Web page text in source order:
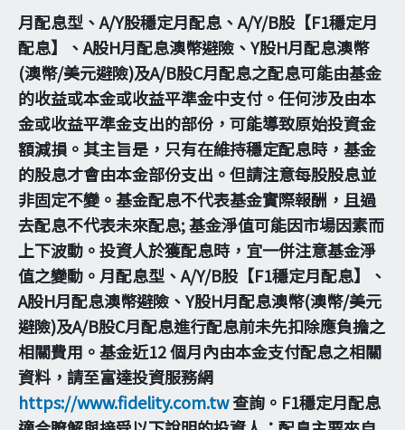
月配息型、A/Y股穩定月配息、A/Y/B股【F1穩定月
配息】、A股H月配息澳幣避險、Y股H月配息澳幣
(澳幣/美元避險)及A/B股C月配息之配息可能由基金
的收益或本金或收益平準金中支付。任何涉及由本
金或收益平準金支出的部份，可能導致原始投資金
額減損。其主旨是，只有在維持穩定配息時，基金
的股息才會由本金部份支出。但請注意每股股息並
非固定不變。基金配息不代表基金實際報酬，且過
去配息不代表未來配息; 基金淨值可能因市場因素而
上下波動。投資人於獲配息時，宜一併注意基金淨
值之變動。月配息型、A/Y/B股【F1穩定月配息】、
A股H月配息澳幣避險、Y股H月配息澳幣(澳幣/美元
避險)及A/B股C月配息進行配息前未先扣除應負擔之
相關費用。基金近12 個月內由本金支付配息之相關
資料，請至富達投資服務網
https://www.fidelity.com.tw查詢。F1穩定月配息